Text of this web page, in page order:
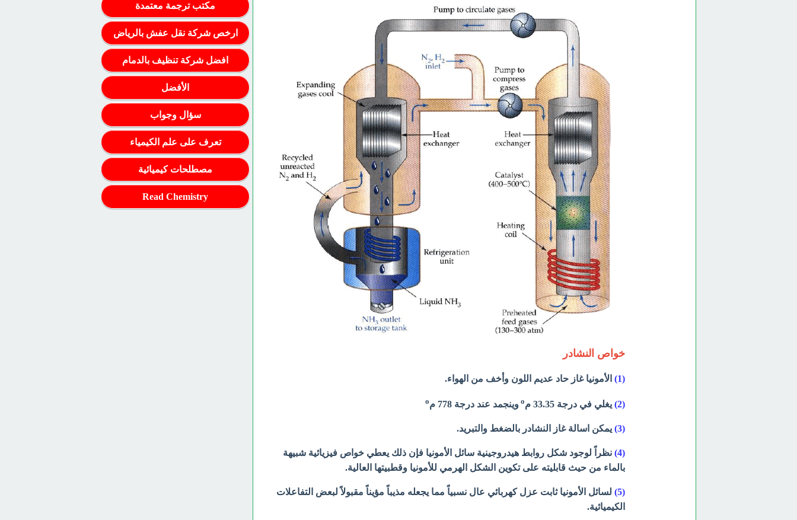
خواص النشادر
(1) الأمونيا غاز حاد عديم اللون وأخف من الهواء.
(2) يغلي في درجة 33.35 م o وينجمد عند درجة 778 م o
(3) يمكن اسالة غاز النشادر بالضغط والتبريد.
(4)
نظراً لوجود شكل روابط هيدروجينية سائل الأمونيا فإن ذلك يعطي خواص فيزيائية شبيهة
بالماء من حيث قابليته على تكوين الشكل الهرمي للأمونيا وقطبيتها العالية.
(5)
لسائل الأمونيا ثابت عزل كهربائي عال نسبياً مما يجعله مذيباً مؤيناً مقبولاً لبعض التفاعلات
الكيميائية.
مكتب ترجمة معتمدة
ارخص شركة نقل عفش بالرياض
افضل شركة تنظيف بالدمام
الأفضل
سؤال وجواب
تعرف على علم الكيمياء
مصطلحات كيميائية
Read Chemistry